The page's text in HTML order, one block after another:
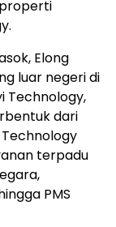
Elong
luar negeri di
Technology,
dari
terpadu
PMS